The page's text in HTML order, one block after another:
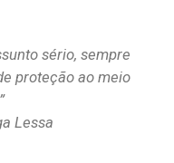
sério, sempre
proteção ao meio
Lessa